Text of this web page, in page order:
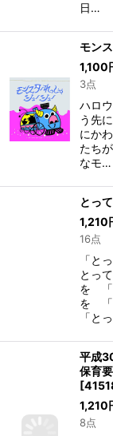
日…
モン
1,100
3点
ハロ
う先
にか
たち
なモ…
とっ
1,210
16点
「と
とっ
を 「
を 「
「と
平成
保育
[
1,210
8点